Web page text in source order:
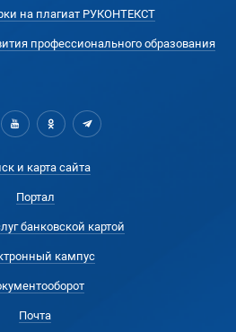
на плагиат РУКОНТЕКСТ
профессионального образования
и карта сайта
Портал
банковской картой
кампус
Почта